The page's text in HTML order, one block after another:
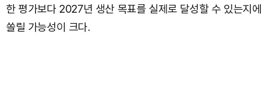
한 평가보다 2027년 생산 목표를 실제로 달성할 수 있는지에
쏠릴 가능성이 크다.